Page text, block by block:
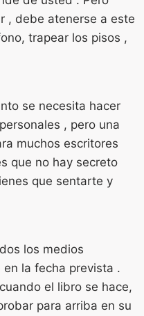
, debe atenerse a este
trapear los pisos ,
se necesita hacer
, pero una
muchos escritores
que no hay secreto
que sentarte y
los medios
la fecha prevista .
el libro se hace,
para arriba en su